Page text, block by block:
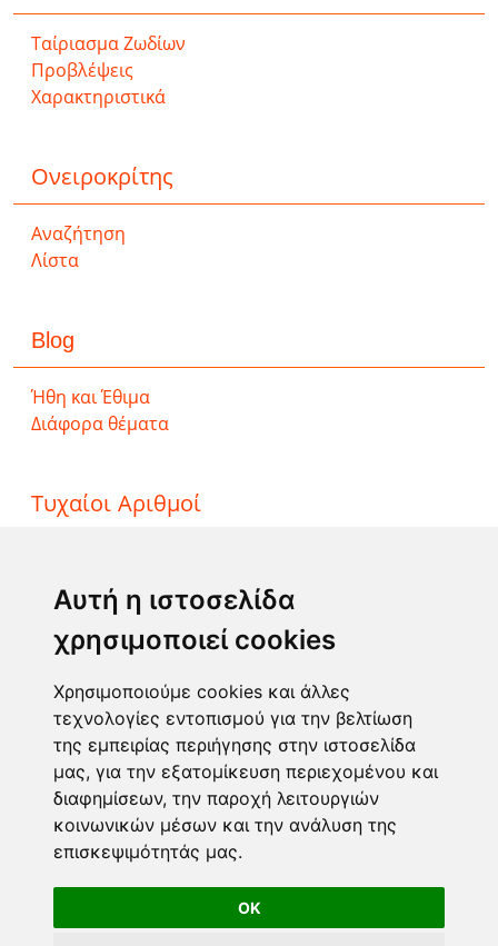
Αυτή η ιστοσελίδα
χρησιμοποιεί cookies
Χρησιμοποιούμε cookies και άλλες
τεχνολογίες εντοπισμού για την βελτίωση
της εμπειρίας περιήγησης στην ιστοσελίδα
μας, για την εξατομίκευση περιεχομένου και
διαφημίσεων, την παροχή λειτουργιών
κοινωνικών μέσων και την ανάλυση της
επισκεψιμότητάς μας.
OK
Ταίριασμα Ζωδίων
Προβλέψεις
Χαρακτηριστικά
Ονειροκρίτης
Αναζήτηση
Λίστα
Blog
Ήθη και Έθιμα
Διάφορα θέματα
Τυχαίοι Αριθμοί
ΛΟΤΤΟ
ΚΙΝΟ
EXTRA 5
Επικοινωνία
Φόρμα επικοινωνίας
info@taromanteia.gr